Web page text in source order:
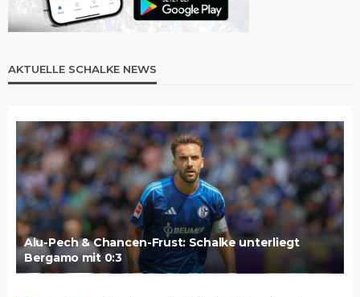
AKTUELLE SCHALKE NEWS
Alu-Pech & Chancen-Frust: Schalke unterliegt
Bergamo mit 0:3